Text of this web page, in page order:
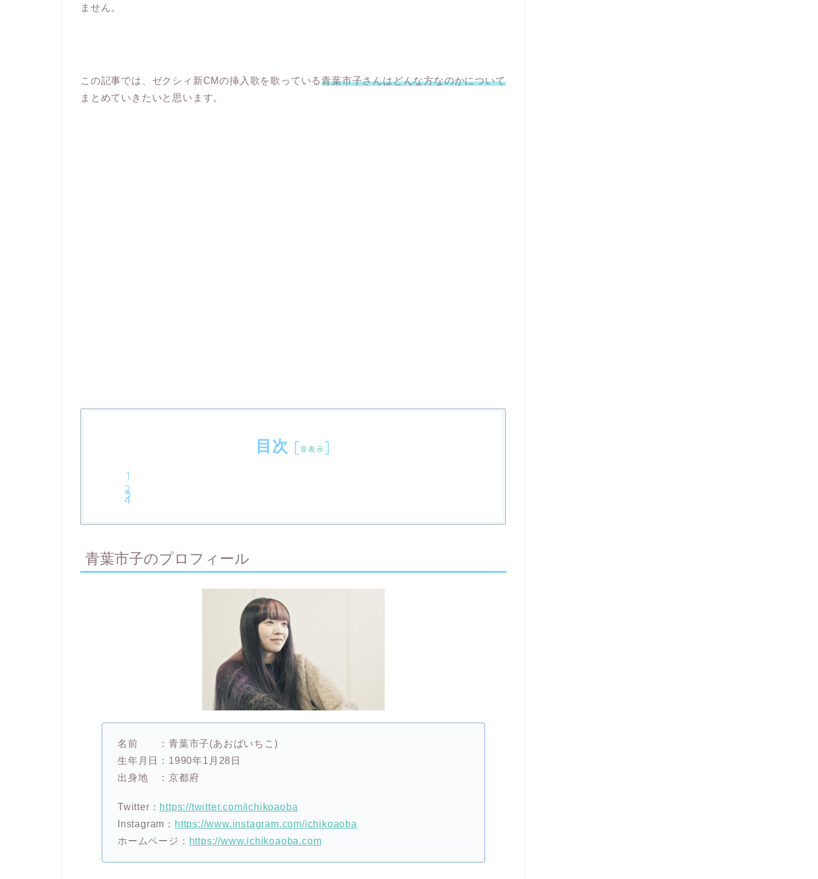
ません。
この記事では、ゼクシィ新CMの挿入歌を歌っている青葉市子さんはどんな方なのかについて
まとめていきたいと思います。
目次 [非表示]
青葉市子のプロフィール
名前 ：青葉市子(あおばいちこ)
生年月日：1990年1月28日
出身地 ：京都府
Twitter： https://twitter.com/ichikoaoba
Instagram： https://www.instagram.com/ichikoaoba
ホームページ： https://www.ichikoaoba.com